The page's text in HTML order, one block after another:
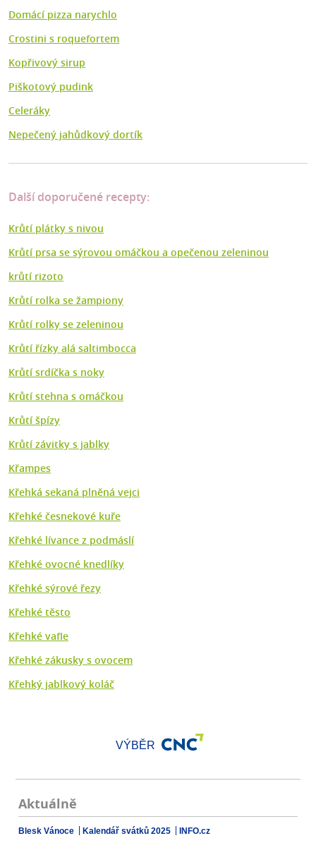
Domácí pizza narychlo
Crostini s roquefortem
Kopřivový sirup
Piškotový pudink
Celeráky
Nepečený jahůdkový dortík
Další doporučené recepty:
Krůtí plátky s nivou
Krůtí prsa se sýrovou omáčkou a opečenou zeleninou
krůtí rizoto
Krůtí rolka se žampiony
Krůtí rolky se zeleninou
Krůtí řízky alá saltimbocca
Krůtí srdíčka s noky
Krůtí stehna s omáčkou
Krůtí špízy
Krůtí závitky s jablky
Křampes
Křehká sekaná plněná vejci
Křehké česnekové kuře
Křehké lívance z podmáslí
Křehké ovocné knedlíky
Křehké sýrové řezy
Křehké těsto
Křehké vafle
Křehké zákusky s ovocem
Křehký jablkový koláč
VÝBĚR
Aktuálně
Blesk Vánoce Kalendář svátků 2025 INFO.cz